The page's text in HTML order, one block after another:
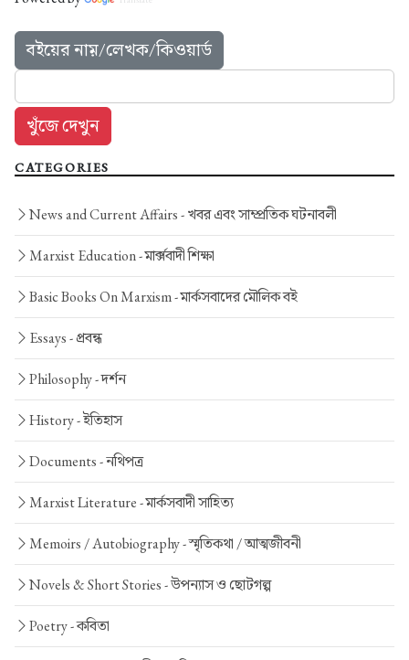
বইয়ের নাম়/লেখক/কিওয়ার্ড
CATEGORIES
News and Current Affairs -খবর এবং সাম্প্রতিক ঘটনাবলী
Marxist Education -মার্ক্সবাদী শিক্ষা
Basic Books On Marxism -মার্কসবাদের মৌলিক বই
Essays -প্রবন্ধ
Philosophy -দর্শন
History -ইতিহাস
Documents -নথিপত্র
Marxist Literature -মার্কসবাদী সাহিত্য
Memoirs / Autobiography -স্মৃতিকথা / আত্মজীবনী
Novels & Short Stories -উপন্যাস ও ছোটগল্প
Poetry -কবিতা